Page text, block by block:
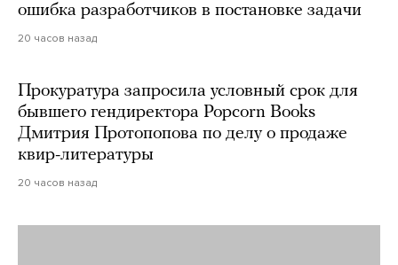
ошибка разработчиков в постановке задачи
20 часов назад
Прокуратура запросила условный срок для
бывшего гендиректора Popcorn Books
Дмитрия Протопопова по делу о продаже
квир-литературы
20 часов назад